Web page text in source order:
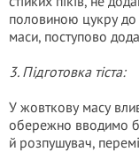
половиною цукру до
маси, поступово
3. Підготовка тіста:
У жовткову масу
обережно вводимо
й розпушувач,